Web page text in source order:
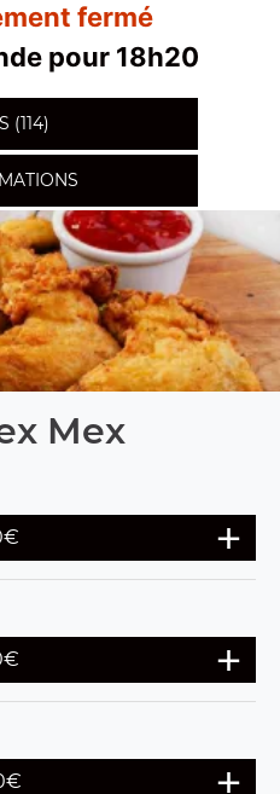
fermé
pour 18h20
(114)
Mex
€
€
€